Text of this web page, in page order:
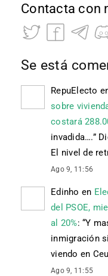
Contacta con
Se está
RepuElecto
sobre
costará
invadida….”
El nivel de
Ago 9, 11:56
Edinho en
del PSOE,
al 20%: “Y
inmigración
viendo en
Ago 9, 11:55